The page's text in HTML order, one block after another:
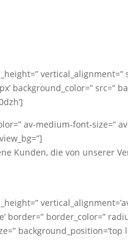
vertical_alignment=”
background_color=” src=”
av-medium-font-size=”
Kunden, die von unserer
border=” border_color=”
background_position=’top